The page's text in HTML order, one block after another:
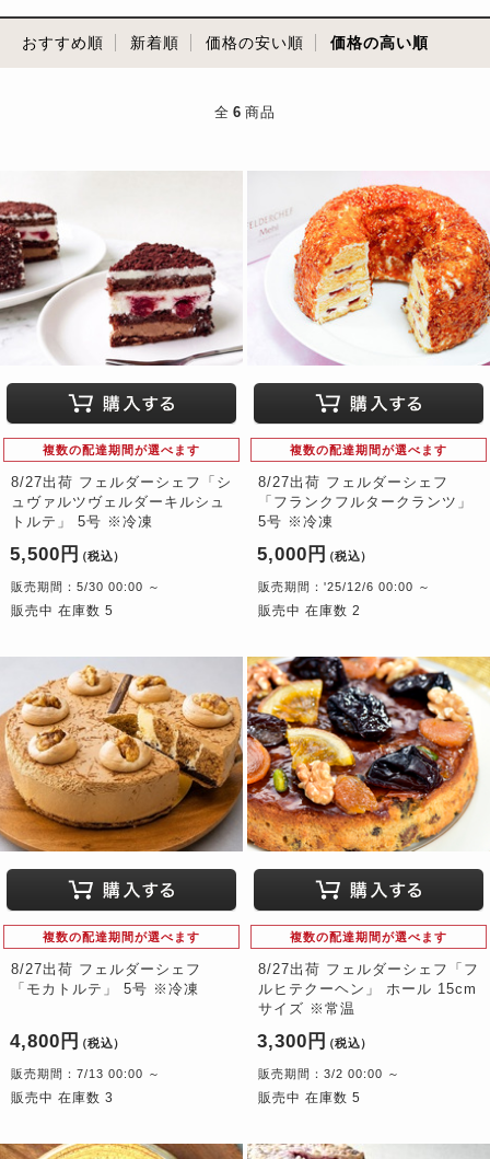
おすすめ順 新着順 価格の安い順 価格の高い順
全 6 商品
複数の配達期間が選べます
8/27出荷 フェルダーシェフ「シ
ュヴァルツヴェルダーキルシュ
トルテ」 5号 ※冷凍
5,500円 （税込）
販売期間：5/30 00:00 ～
販売中 在庫数 5
複数の配達期間が選べます
8/27出荷 フェルダーシェフ
「フランクフルタークランツ」
5号 ※冷凍
5,000円 （税込）
販売期間：'25/12/6 00:00 ～
販売中 在庫数 2
複数の配達期間が選べます
8/27出荷 フェルダーシェフ
「モカトルテ」 5号 ※冷凍
4,800円 （税込）
販売期間：7/13 00:00 ～
販売中 在庫数 3
複数の配達期間が選べます
8/27出荷 フェルダーシェフ「フ
ルヒテクーヘン」 ホール 15cm
サイズ ※常温
3,300円 （税込）
販売期間：3/2 00:00 ～
販売中 在庫数 5